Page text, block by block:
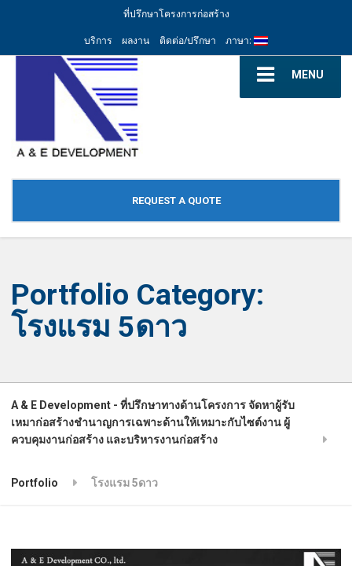
ที่ปรึกษาโครงการก่อสร้าง
บริการ
ผลงาน ติดต่อ/ปรึกษา ภาษา:
MENU
REQUEST A QUOTE
Portfolio Category:
โรงแรม 5ดาว
A & E Development - ที่ปรึกษาทางด้านโครงการ จัดหาผู้รับ
เหมาก่อสร้างชำนาญการเฉพาะด้านให้เหมาะกับไซต์งาน ผู้
ควบคุมงานก่อสร้าง และบริหารงานก่อสร้าง
Portfolio โรงแรม 5ดาว